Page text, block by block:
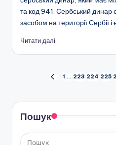
та код 941. Сербський динар
засобом на території Сербії і
Читати далі
Пагінація
записів
ПОПЕРЕДНЯ
1 … 223 224 225
Пошук